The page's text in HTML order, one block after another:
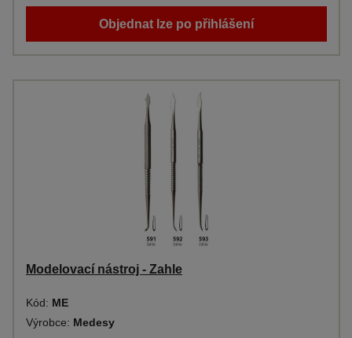
Objednat lze po přihlášení
Modelovací nástroj - Zahle
Kód: ME
Výrobce: Medesy